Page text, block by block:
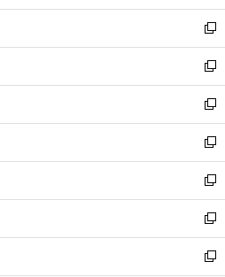
開
く
ウ
で
開
く
ン
ド
ウ
で
開
く
ウ
ィ
ン
ド
ウ
で
開
く
新
し
い
ウ
ィ
ン
ド
ウ
で
開
く
新
し
い
ウ
ィ
ン
ド
ウ
で
開
く
新
し
い
ウ
ィ
ン
ド
ウ
で
新
し
い
ウ
ィ
ン
ド
新
し
い
ウ
ィ
新
し
い
新